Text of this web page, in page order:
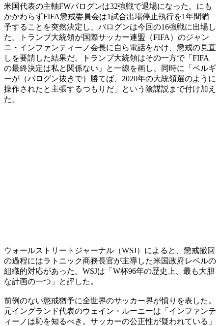
米国代表の主軸FWバログンは32強戦で退場になった。にも
かかわらずFIFA懲戒委員会は1試合出場停止執行を1年間猶
予することを突然決定し、バログンは今回の16強戦に出場し
た。トランプ大統領が国際サッカー連盟（FIFA）のジャン
ニ・インファンティーノ会長に自ら電話をかけ、懲戒の見直
しを要請した結果だ。トランプ大統領はその一方で「FIFA
の最終決定は私と関係ない」と一線を画し、同時に「ベルギ
ーが（バログン抜きで）勝てば、2020年の大統領選のように
操作されたと主張するつもりだ」という陰謀説まで付け加え
た。
ウォールストリートジャーナル（WSJ）によると、懲戒撤回
の過程にはラトニック商務長官が主導した米国政府レベルの
組織的対応があった。WSJは「W杯96年の歴史上、最も大胆
な計画の一つ」と評した。
前例のない懲戒猶予に全世界のサッカー界が憤りを表した。
元イングランド代表のウェイン・ルーニーは「インファンテ
ィーノは恥を知るべき。サッカーの公正性が疑われている」